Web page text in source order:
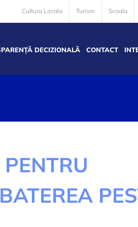
Cultura Locala Turism Scoala
DECIZIONALĂ CONTACT